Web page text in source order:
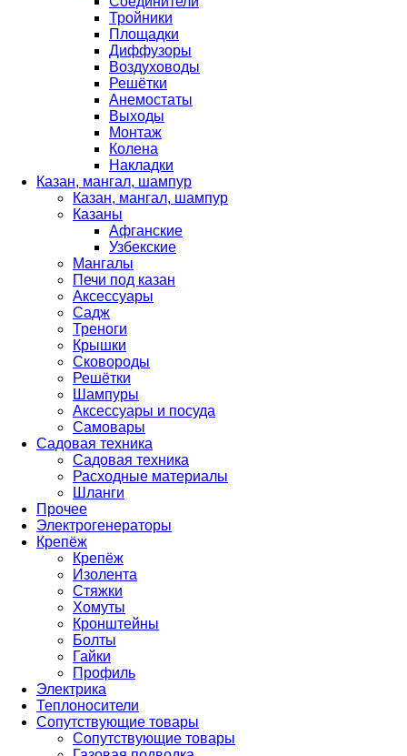
Тройники
Площадки
Диффузоры
Воздуховоды
Решётки
Анемостаты
Выходы
Монтаж
Колена
Накладки
Казан, мангал, шампур
Казан, мангал, шампур
Казаны
Афганские
Узбекские
Мангалы
Печи под казан
Аксессуары
Садж
Треноги
Крышки
Сковороды
Решётки
Шампуры
Аксессуары и посуда
Самовары
Садовая техника
Садовая техника
Расходные материалы
Шланги
Прочее
Электрогенераторы
Крепёж
Крепёж
Изолента
Стяжки
Хомуты
Кронштейны
Болты
Гайки
Профиль
Электрика
Теплоносители
Сопутствующие товары
Сопутствующие товары